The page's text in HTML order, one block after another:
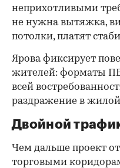
неприхотливыми
не нужна вытяжка,
потолки, платят
Ярова фиксирует
жителей: форматы
всей
раздражение в жилой
Двойной
Чем дальше проект
торговыми